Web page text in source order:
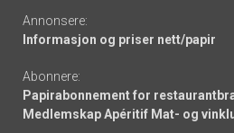
Annonsere:
Informasjon og priser nett/papir
Abonnere:
Papirabonnement for
Medlemskap Apéritif Mat- og